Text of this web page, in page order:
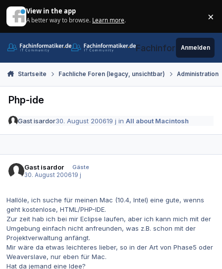
View in the app
A better way to browse. Learn more. ×
Fachinformatiker.de
Anmelden
Startseite Fachliche Foren (legacy, unsichtbar) Administration
Php-ide
Gast isardor30. August 200619 j inAll about Macintosh
Gast isardor
Gäste
30. August 200619 j
Hallöle, ich suche für meinen Mac (10.4, Intel) eine gute, wenns
geht kostenlose, HTML/PHP-IDE.
Zur zeit hab ich bei mir Eclipse laufen, aber ich kann mich mit der
Umgebung einfach nicht anfreunden, was z.B. schon mit der
Projektverwaltung anfängt.
Mir wäre da etwas leichteres lieber, so in der Art von Phase5 oder
Weaverslave, nur eben für Mac.
Hat da jemand eine Idee?